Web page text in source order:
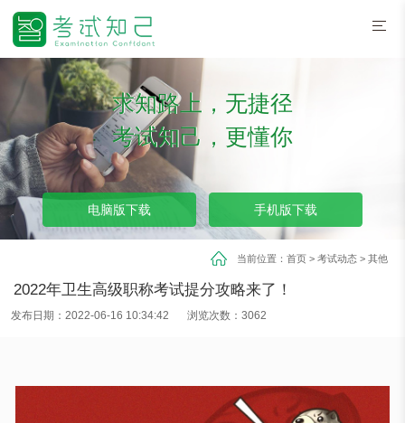
求知路上，无捷径
考试知己，更懂你
电脑版下载 手机版下载
当前位置： 首页> 考试动态> 其他
2022年卫生高级职称考试提分攻略来了！
发布日期：2022-06-16 10:34:42 浏览次数：3062